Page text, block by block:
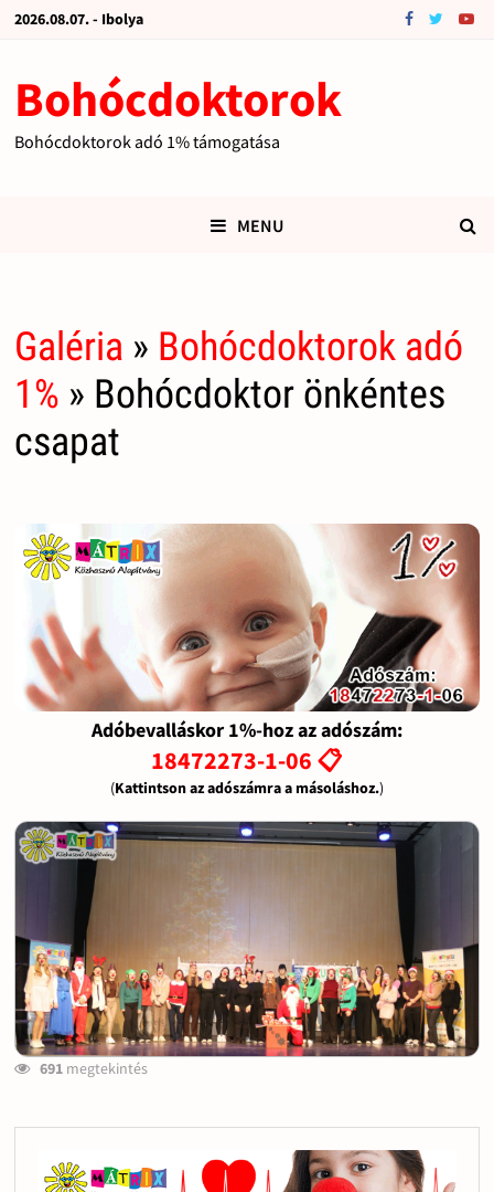
2026.08.07. - Ibolya
Bohócdoktorok
Bohócdoktorok adó 1% támogatása
MENU
Galéria » Bohócdoktorok adó
1% » Bohócdoktor önkéntes
csapat
Adóbevalláskor 1%-hoz az adószám:
18472273-1-06 📋
(Kattintson az adószámra a másoláshoz.)
691megtekintés